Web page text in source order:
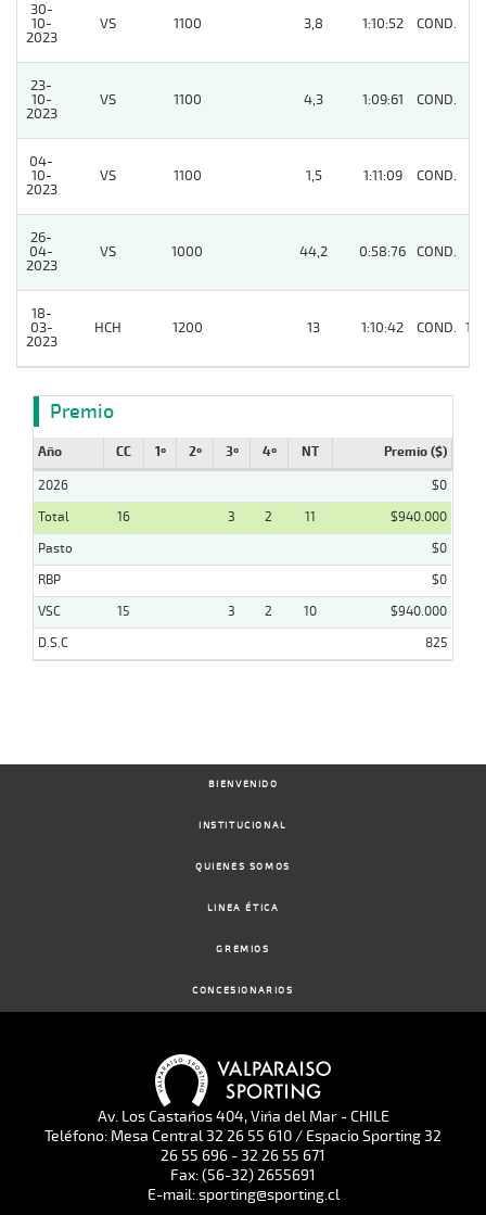
30-
10-
2023
VS 1100 3,8 1:10:52 COND.
23-
10-
2023
VS 1100 4,3 1:09:61 COND.
04-
10-
2023
VS 1100 1,5 1:11:09 COND.
26-
04-
2023
VS 1000 44,2 0:58:76 COND.
18-
03-
2023
HCH 1200 13 1:10:42 COND. 10
Premio
Año CC 1º 2º 3º 4º NT Premio ($)
2026
$0
Total
16 3 2 11
$940.000
Pasto
$0
RBP
$0
VSC
15 3 2 10
$940.000
D.S.C
825
BIENVENIDO
INSTITUCIONAL
QUIENES SOMOS
LINEA ÉTICA
GREMIOS
CONCESIONARIOS
Av. Los Castaños 404, Viña del Mar - CHILE
Teléfono: Mesa Central 32 26 55 610 / Espacio Sporting 32
26 55 696 - 32 26 55 671
Fax: (56-32) 2655691
E-mail: sporting@sporting.cl